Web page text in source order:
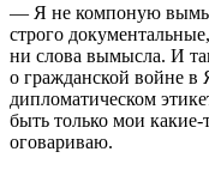
— Я не компоную
строго
ни слова вымысла. И
о гражданской войне в
дипломатическом
быть только мои какие-
оговариваю.